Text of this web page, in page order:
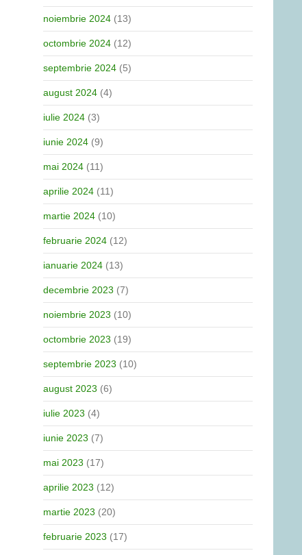
noiembrie 2024 (13)
octombrie 2024 (12)
septembrie 2024 (5)
august 2024 (4)
iulie 2024 (3)
iunie 2024 (9)
mai 2024 (11)
aprilie 2024 (11)
martie 2024 (10)
februarie 2024 (12)
ianuarie 2024 (13)
decembrie 2023 (7)
noiembrie 2023 (10)
octombrie 2023 (19)
septembrie 2023 (10)
august 2023 (6)
iulie 2023 (4)
iunie 2023 (7)
mai 2023 (17)
aprilie 2023 (12)
martie 2023 (20)
februarie 2023 (17)